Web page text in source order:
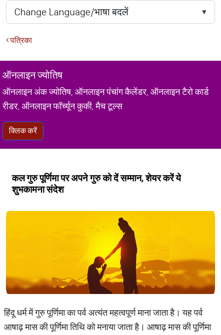
पत्रिका
ऑनलाइन ज्योतिष
ऑनलाइन अंक ज्योतिष, ऑनलाइन पंचांग कैलेंडर, ऑनलाइन टैरो कार्ड
रीडर, ऑनलाइन फॉर्च्यून कुकी, मैच टूल्स
क्लिक करें
कल गुरु पूर्णिमा पर अपने गुरु को दें सम्मान, शेयर करें ये
शुभकामना संदेश
हिंदू धर्म में गुरु पूर्णिमा का पर्व अत्यंत महत्वपूर्ण माना जाता है। यह पर्व
आषाढ़ मास की पूर्णिमा तिथि को मनाया जाता है। आषाढ़ मास की पूर्णिमा